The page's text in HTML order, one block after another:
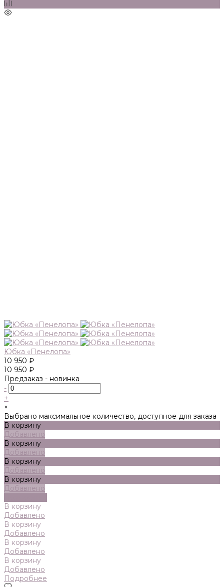
Юбка «Пенелопа»
10 950 ₽
10 950 ₽
Предзаказ - новинка
-
+
×
Выбрано максимальное количество, доступное для заказа
В корзину
Добавлено
В корзину
Добавлено
В корзину
Добавлено
В корзину
Добавлено
В корзину
Добавлено
В корзину
Добавлено
В корзину
Добавлено
В корзину
Добавлено
Подробнее